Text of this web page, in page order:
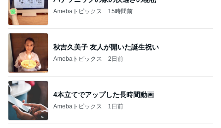
Amebaトピックス 15時間前
秋吉久美子 友人が開いた誕生祝い
Amebaトピックス 2日前
4本立てでアップした長時間動画
Amebaトピックス 1日前